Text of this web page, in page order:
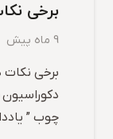
برخی
9 ماه پیش
برخی نکات
دکوراسیون
چوب ”